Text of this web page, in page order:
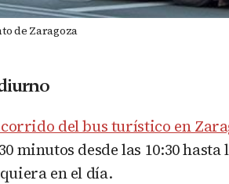
de Zaragoza
del bus turístico en
minutos desde las 10:30
en el día.